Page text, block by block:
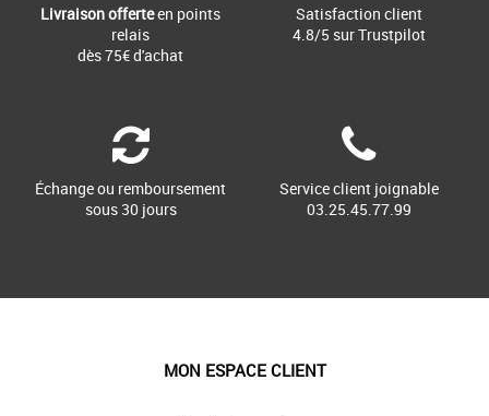
Livraison offerteen points
relais
dès 75€ d'achat
Satisfaction client
4.8/5 sur Trustpilot
Échange ou remboursement
sous 30 jours
Service client joignable
03.25.45.77.99
MON ESPACE CLIENT